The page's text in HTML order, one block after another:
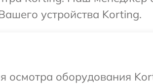
устройства Korting.
оборудования